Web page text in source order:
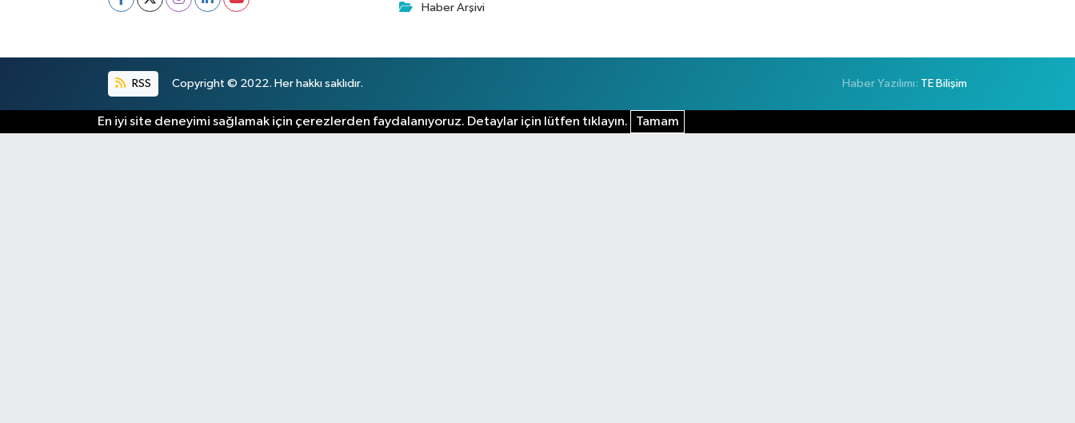
Haber Arşivi
RSS Copyright © 2022. Her hakkı saklıdır. Haber Yazılımı: TE Bilişim
En iyi site deneyimi sağlamak için çerezlerden faydalanıyoruz. Detaylar için lütfen tıklayın. Tamam